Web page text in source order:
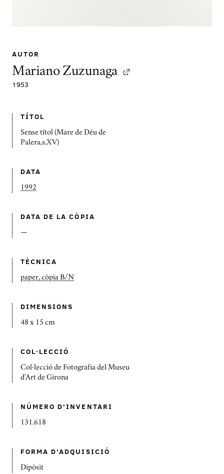
AUTOR
Mariano Zuzunaga
1953
TÍTOL
Sense títol (Mare de Déu de
Palera,s.XV)
DATA
1992
DATA DE LA CÒPIA
—
TÈCNICA
paper, còpia B/N
DIMENSIONS
48 x 15 cm
COL·LECCIÓ
Col·lecció de Fotografia del Museu
d'Art de Girona
NÚMERO D'INVENTARI
131.618
FORMA D'ADQUISICIÓ
Dipòsit